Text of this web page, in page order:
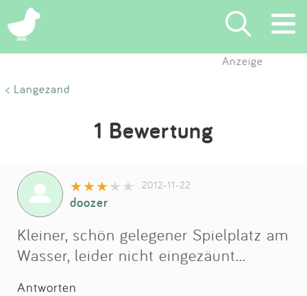
Eintragen
Partner
Kontakt
Anzeige
< Langezand
1 Bewertung
2012-11-22
doozer
Kleiner, schön gelegener Spielplatz am
Wasser, leider nicht eingezäunt...
Antworten